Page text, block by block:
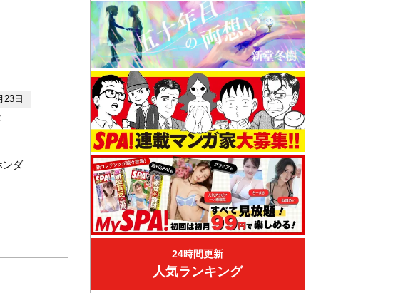
23日
ンダ
24時間更新
人気ランキング